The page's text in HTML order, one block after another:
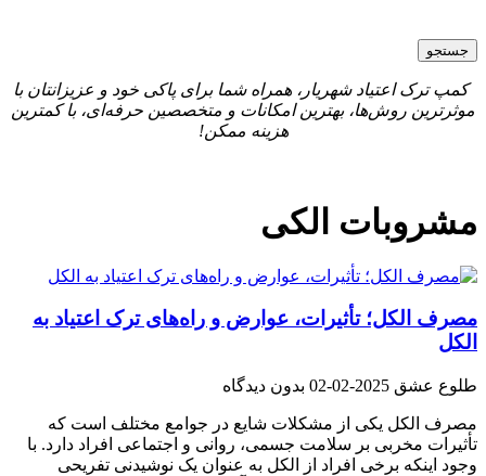
جستجو
کمپ ترک اعتیاد شهریار، همراه شما برای پاکی خود و عزیزانتان با
موثرترین روش‌ها، بهترین امکانات و متخصصین حرفه‌ای، با کمترین
هزینه ممکن!
مشروبات الکی
مصرف الکل؛ تأثیرات، عوارض و راه‌های ترک اعتیاد به
الکل
طلوع عشق 2025-02-02 بدون دیدگاه
مصرف الکل یکی از مشکلات شایع در جوامع مختلف است که
تأثیرات مخربی بر سلامت جسمی، روانی و اجتماعی افراد دارد. با
وجود اینکه برخی افراد از الکل به عنوان یک نوشیدنی تفریحی